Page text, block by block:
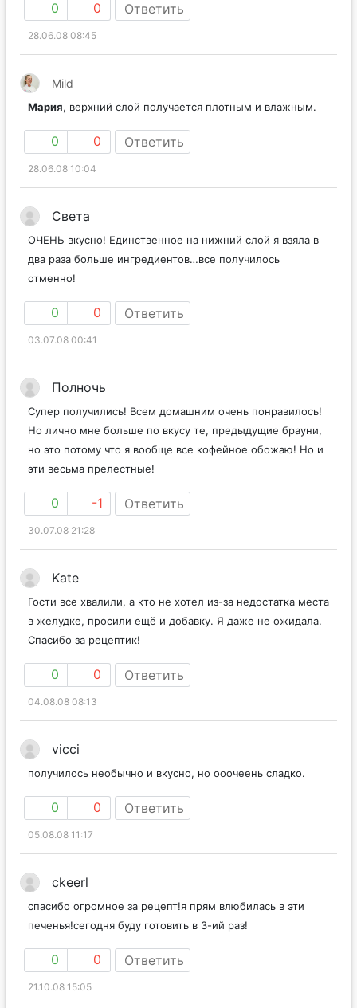
0 0 Ответить
28.06.08 08:45
Mild
Мария, верхний слой получается плотным и влажным.
0 0 Ответить
28.06.08 10:04
Света
ОЧЕНЬ вкусно! Единственное на нижний слой я взяла в
два раза больше ингредиентов…все получилось
отменно!
0 0 Ответить
03.07.08 00:41
Полночь
Супер получились! Всем домашним очень понравилось!
Но лично мне больше по вкусу те, предыдущие брауни,
но это потому что я вообще все кофейное обожаю! Но и
эти весьма прелестные!
0 -1 Ответить
30.07.08 21:28
Kate
Гости все хвалили, а кто не хотел из-за недостатка места
в желудке, просили ещё и добавку. Я даже не ожидала.
Спасибо за рецептик!
0 0 Ответить
04.08.08 08:13
vicci
получилось необычно и вкусно, но ооочеень сладко.
0 0 Ответить
05.08.08 11:17
ckeerl
спасибо огромное за рецепт!я прям влюбилась в эти
печенья!сегодня буду готовить в 3-ий раз!
0 0 Ответить
21.10.08 15:05